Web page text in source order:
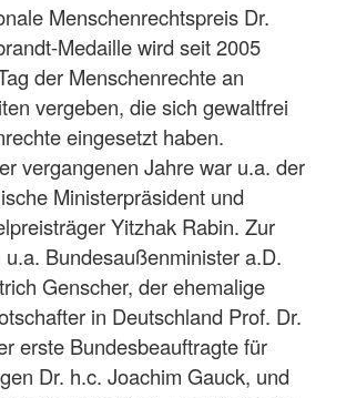
Menschenrechtspreis Dr.
Medaille wird seit 2005
der Menschenrechte an
vergeben, die sich gewaltfrei
eingesetzt haben.
vergangenen Jahre war u.a. der
Ministerpräsident und
Yitzhak Rabin. Zur
Bundesaußenminister a.D.
Genscher, der ehemalige
in Deutschland Prof. Dr.
erste Bundesbeauftragte für
Dr. h.c. Joachim Gauck, und